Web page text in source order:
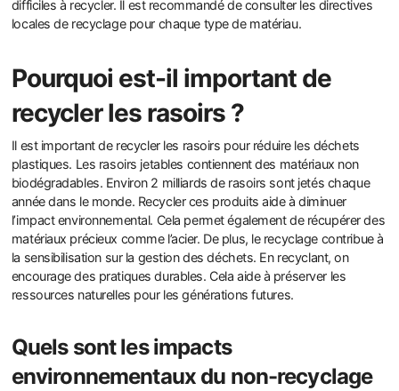
difficiles à recycler. Il est recommandé de consulter les directives
locales de recyclage pour chaque type de matériau.
Pourquoi est-il important de
recycler les rasoirs ?
Il est important de recycler les rasoirs pour réduire les déchets
plastiques. Les rasoirs jetables contiennent des matériaux non
biodégradables. Environ 2 milliards de rasoirs sont jetés chaque
année dans le monde. Recycler ces produits aide à diminuer
l’impact environnemental. Cela permet également de récupérer des
matériaux précieux comme l’acier. De plus, le recyclage contribue à
la sensibilisation sur la gestion des déchets. En recyclant, on
encourage des pratiques durables. Cela aide à préserver les
ressources naturelles pour les générations futures.
Quels sont les impacts
environnementaux du non-recyclage